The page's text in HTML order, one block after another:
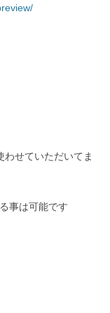
せていただいてま
事は可能です